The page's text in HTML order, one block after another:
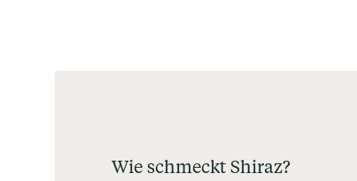
Wie schmeckt Shiraz?